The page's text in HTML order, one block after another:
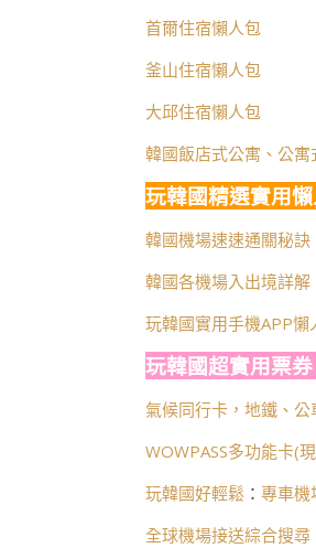
首爾住宿懶人包
釜山住宿懶人包
大邱住宿懶人包
韓國飯店式公寓、公
玩韓國精選實用
韓國機場速速通關秘訣
韓國各機場入出境詳解
玩韓國實用手機APP懶
玩韓國超實用票
氣候同行卡，地鐵、
WOWPASS多功能卡(
玩韓國好輕鬆 ： 專車機
全球機場接送綜合搜尋